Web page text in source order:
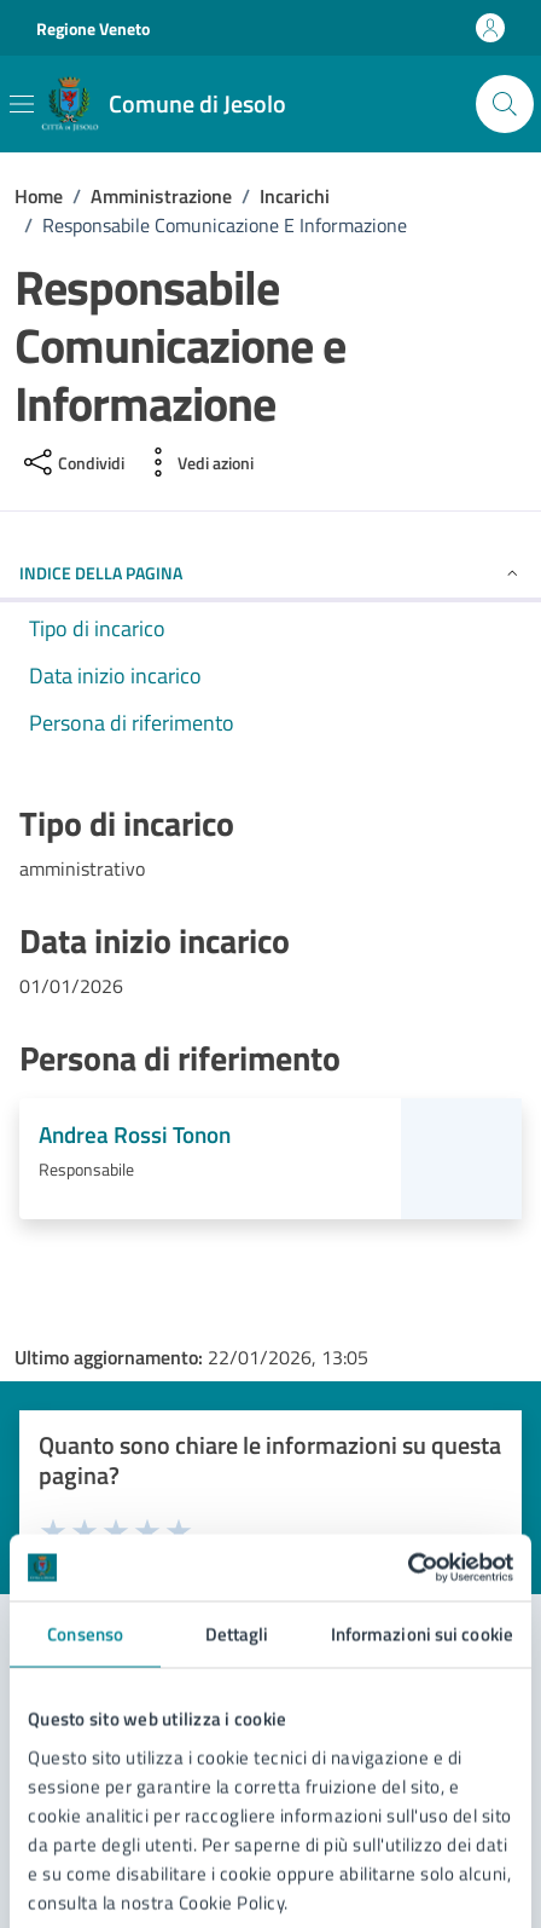
Consenso Dettagli Informazioni sui cookie
Questo sito web utilizza i cookie
Questo sito utilizza i cookie tecnici di navigazione e di
sessione per garantire la corretta fruizione del sito, e
cookie analitici per raccogliere informazioni sull'uso del sito
da parte degli utenti. Per saperne di più sull'utilizzo dei dati
e su come disabilitare i cookie oppure abilitarne solo alcuni,
consulta la nostra Cookie Policy.
Regione Veneto
Comune di Jesolo
Home / Amministrazione / Incarichi
/ Responsabile Comunicazione E Informazione
Responsabile
Comunicazione e
Informazione
Condividi Vedi azioni
INDICE DELLA PAGINA
Tipo di incarico
Data inizio incarico
Persona di riferimento
Tipo di incarico
amministrativo
Data inizio incarico
01/01/2026
Persona di riferimento
Andrea Rossi Tonon
Responsabile
Ultimo aggiornamento: 22/01/2026, 13:05
Quanto sono chiare le informazioni su questa
pagina?
Valuta 1 stelle su 5
Leggi le domande frequenti
Richiedi assistenza
Prenota appuntamento
Problemi in città